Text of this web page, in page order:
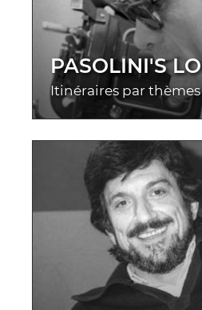
PASOLINI'S
Itinéraires par thèmes